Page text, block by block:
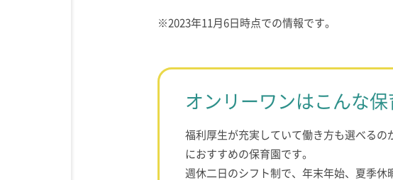
※2023年11月6日時点での情報です。
オンリーワンはこんな保
福利厚生が充実していて働き方も選べる
におすすめの保育園です。
週休二日のシフト制で、年末年始、夏季